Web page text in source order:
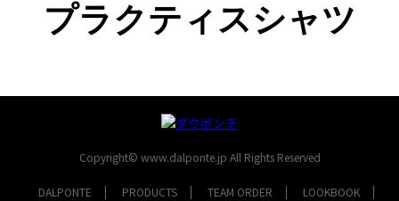
プラクティスシャツ
Copyright© www.dalponte.jp All Rights Reserved
DALPONTE PRODUCTS TEAM ORDER
LOOKBOOK